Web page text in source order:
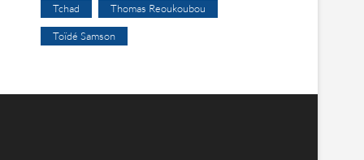
Tchad Thomas Reoukoubou
Toïdé Samson